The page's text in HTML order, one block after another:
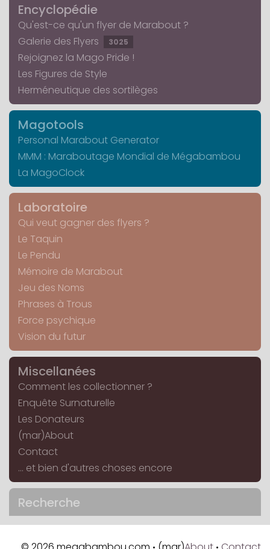
Encyclopédie
Qu'est-ce qu'un flyer de Marabout ?
Galerie des Flyers
3025
Rejoignez la Mago Pride !
Les Figures de Style
Herméneutique des sortilèges
Magotools
Personal Marabout Generator
MMM : Maraboutage Mondial de Mégabambou
La MagoClock
Laboratoire
Qui veut gagner des flyers ?
Le Taquin
Le Pendu
Mémoire de Marabout
Jeu des Noms
Phrases à Trous
Force psychique
Vision du futur
Miscellanées
Comment les collectionner ?
Enquête Surnaturelle
Les Donateurs
(mar)About
Contact
... et bien d'autres choses encore
Recherche